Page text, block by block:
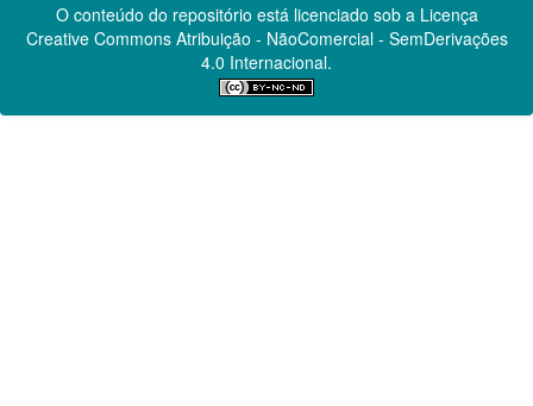
O conteúdo do repositório está licenciado sob a Licença
Creative CommonsAtribuição - NãoComercial - SemDerivações
4.0 Internacional.